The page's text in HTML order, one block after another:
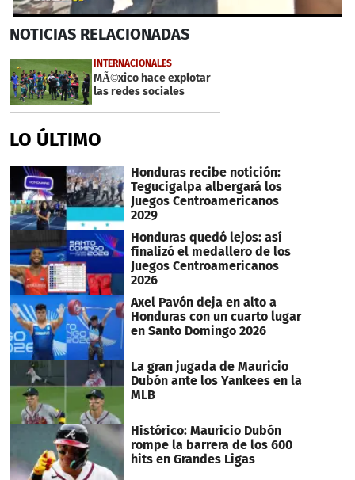
seconds
21
seconds
NOTICIAS RELACIONADAS
INTERNACIONALES
MÃ©xico hace explotar
las redes sociales
LO ÚLTIMO
Honduras recibe notición:
Tegucigalpa albergará los
Juegos Centroamericanos
2029
Honduras quedó lejos: así
finalizó el medallero de los
Juegos Centroamericanos
2026
Axel Pavón deja en alto a
Honduras con un cuarto lugar
en Santo Domingo 2026
La gran jugada de Mauricio
Dubón ante los Yankees en la
MLB
Histórico: Mauricio Dubón
rompe la barrera de los 600
hits en Grandes Ligas